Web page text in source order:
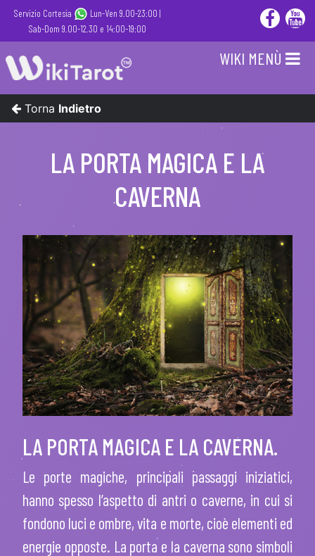
Servizio Cortesia
Lun-Ven 9.00-23:00 |
Sab-Dom 9.00-12.30 e 14:00-19:00
WIKI MENÙ
Torna Indietro
LA PORTA MAGICA E LA
CAVERNA
LA PORTA MAGICA E LA CAVERNA.
Le porte magiche, principali passaggi iniziatici,
hanno spesso l’aspetto di antri o caverne, in cui si
fondono luci e ombre, vita e morte, cioè elementi ed
energie opposte. La porta e la caverna sono simboli